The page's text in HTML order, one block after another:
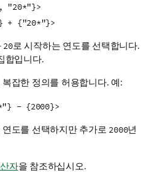
"20*"}>
+ {"20*"}>
20로 시작하는 연도를 선택합니다.
합입니다.
잡한 정의를 허용합니다. 예:
- {2000}>
도를 선택하지만 추가로 2000년
자을 참조하십시오.